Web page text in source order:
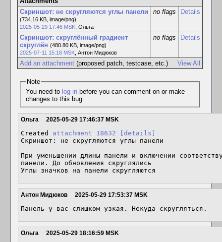
Скриншот: не скругляются углы панели
(734.16 KB, image/png)
2025-05-29 17:46 MSK, Ольга
no flags Details
Скриншот: скруглённый градиент
скруглён (480.80 KB, image/png)
2025-07-11 15:18 MSK, Антон Мидюков
no flags Details
View All
Add an attachment(proposed patch, testcase, etc.)
Note
You need to log inbefore you can comment on or make
changes to this bug.
Ольга 2025-05-29 17:46:37 MSK
Created attachment 18632
[details]
Скриншот: не скругляются углы панели
При уменьшении длины панели и включении
панели. До обновления скруглялись
Углы значков на панели скругляются
Антон Мидюков 2025-05-29 17:53:37 MSK
Панель у вас слишком узкая. Некуда скругляться.
Ольга 2025-05-29 18:16:59 MSK